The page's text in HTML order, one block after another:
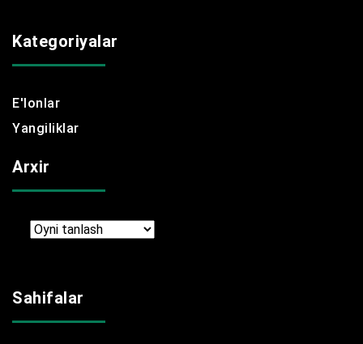
Kategoriyalar
E'lonlar
Yangiliklar
Arxir
Arxir
Sahifalar